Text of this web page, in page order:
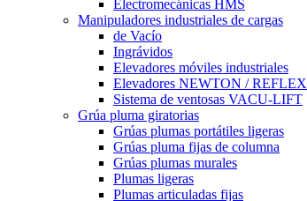
Electromecánicas HMS
Manipuladores industriales de cargas
de Vacío
Ingrávidos
Elevadores móviles industriales
Elevadores NEWTON / REFLEX
Sistema de ventosas VACU-LIFT
Grúa pluma giratorias
Grúas plumas portátiles ligeras
Grúas pluma fijas de columna
Grúas plumas murales
Plumas ligeras
Plumas articuladas fijas